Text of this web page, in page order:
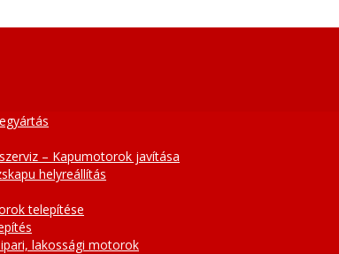
– Kapumotorok javítása
helyreállítás
telepítése
lakossági motorok